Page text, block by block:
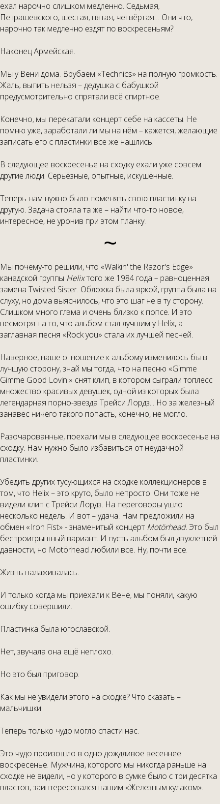
ехал нарочно слишком медленно. Седьмая,
Петрашевского, шестая, пятая, четвёртая… Они что,
нарочно так медленно ездят по воскресеньям?
Наконец Армейская.
Мы у Вени дома. Врубаем «Technics» на полную громкость.
Жаль, выпить нельзя – дедушка с бабушкой
предусмотрительно спрятали всё спиртное.
Конечно, мы перекатали концерт себе на кассеты. Не
помню уже, заработали ли мы на нём – кажется, желающие
записать его с пластинки всё же нашлись.
В следующее воскресенье на сходку ехали уже совсем
другие люди. Серьёзные, опытные, искушённые.
Теперь нам нужно было поменять свою пластинку на
другую. Задача стояла та же – найти что-то новое,
интересное, не уронив при этом планку.
~
Мы почему-то решили, что «Walkin' the Razor's Edge»
канадской группы Helixтого же 1984 года – равноценная
замена Twisted Sister. Обложка была яркой, группа была на
слуху, но дома выяснилось, что это шаг не в ту сторону.
Слишком много глэма и очень близко к попсе. И это
несмотря на то, что альбом стал лучшим у Helix, а
заглавная песня «Rock you» стала их лучшей песней.
Наверное, наше отношение к альбому изменилось бы в
лучшую сторону, знай мы тогда, что на песню «Gimme
Gimme Good Lovin'» снят клип, в котором сыграли топлесс
множество красивых девушек, одной из которых была
легендарная порно-звезда Трейси Лордз... Но за железный
занавес ничего такого попасть, конечно, не могло.
Разочарованные, поехали мы в следующее воскресенье на
сходку. Нам нужно было избавиться от неудачной
пластинки.
Убедить других тусующихся на сходке коллекционеров в
том, что Helix – это круто, было непросто. Они тоже не
видели клип с Трейси Лордз. На переговоры ушло
несколько недель. И вот – удача. Нам предложили на
обмен «Iron Fist» - знаменитый концерт Motörhead. Это был
беспроигрышный вариант. И пусть альбом был двухлетней
давности, но Motörhead любили все. Ну, почти все.
Жизнь налаживалась.
И только когда мы приехали к Вене, мы поняли, какую
ошибку совершили.
Пластинка была югославской.
Нет, звучала она ещё неплохо.
Но это был приговор.
Как мы не увидели этого на сходке? Что сказать –
мальчишки!
Теперь только чудо могло спасти нас.
Это чудо произошло в одно дождливое весеннее
воскресенье. Мужчина, которого мы никогда раньше на
сходке не видели, но у которого в сумке было с три десятка
пластов, заинтересовался нашим «Железным кулаком».